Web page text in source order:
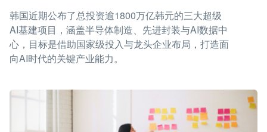
韩国近期公布了总投资逾1800万亿韩元的三大超级
AI基建项目，涵盖半导体制造、先进封装与AI数据中
心，目标是借助国家级投入与龙头企业布局，打造面
向AI时代的关键产业能力。